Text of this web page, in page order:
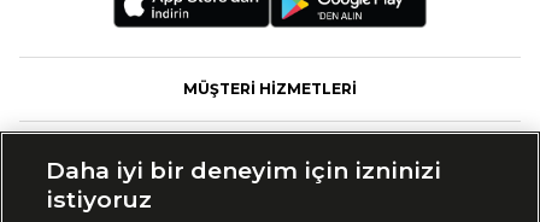
MÜŞTERİ HİZMETLERİ
Daha iyi bir deneyim için izninizi
istiyoruz